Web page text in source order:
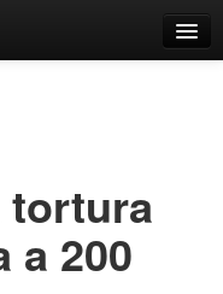
tortura
a 200